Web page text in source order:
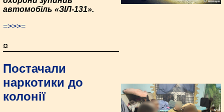
автомобіль «ЗІЛ-131».
=>>>=
¤
Постачали
наркотики до
колонії